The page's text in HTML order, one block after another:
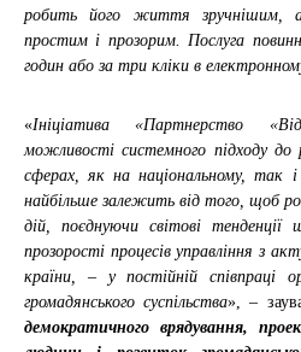
робить його життя зручнішим,
простим і прозорим. Послуга
годин або за три кліки в
«Ініціатива «Партнерство
можливості системного підходу до
сферах, як на національному, так і
найбільше залежить від того, щоб
дій, поєднуючи світові
прозорості процесів управління з
країни, – у постійній співпраці
громадянського суспільства», –
демократичного врядування,